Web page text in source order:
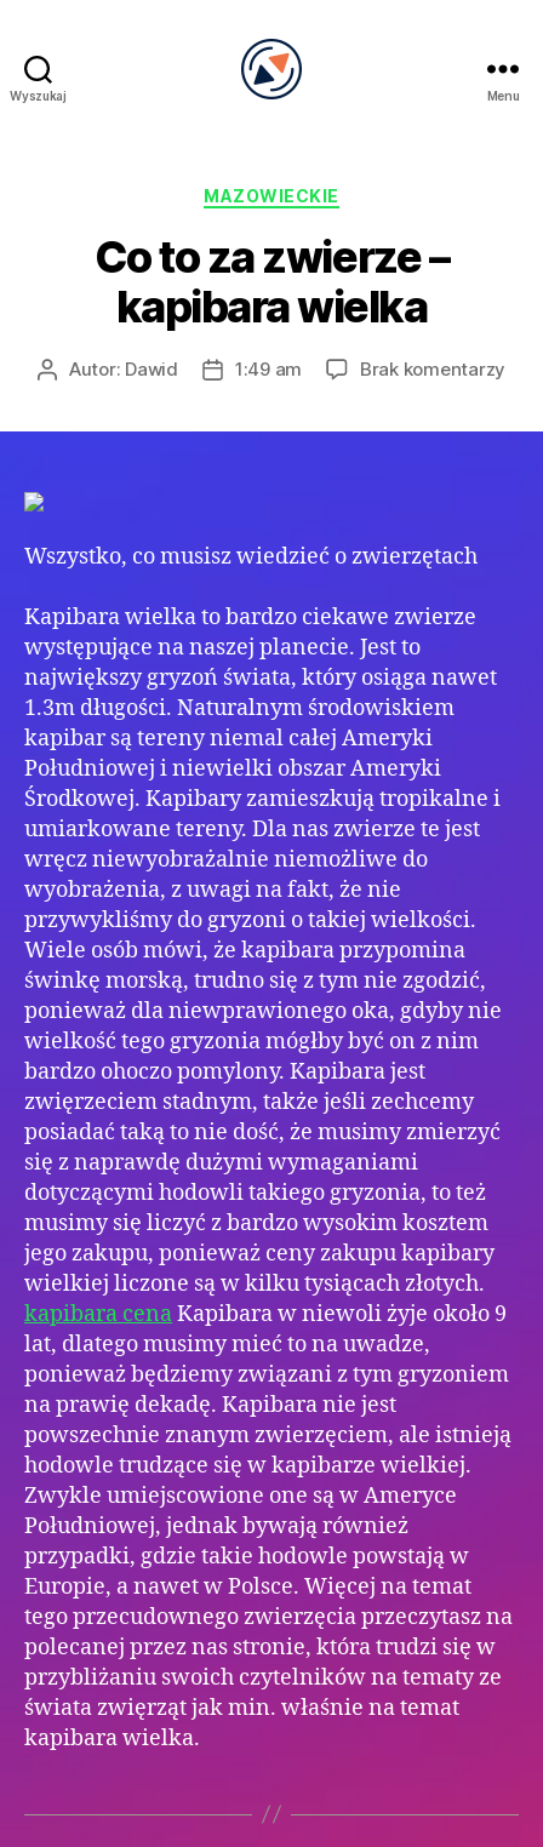
Wyszukaj Menu
Kategorie
MAZOWIECKIE
Co to za zwierze –
kapibara wielka
AutorAutor: Dawid
Data1:49 am Brak komentarzy
Wszystko, co musisz wiedzieć o zwierzętach
Kapibara wielka to bardzo ciekawe zwierze
występujące na naszej planecie. Jest to
największy gryzoń świata, który osiąga nawet
1.3m długości. Naturalnym środowiskiem
kapibar są tereny niemal całej Ameryki
Południowej i niewielki obszar Ameryki
Środkowej. Kapibary zamieszkują tropikalne i
umiarkowane tereny. Dla nas zwierze te jest
wręcz niewyobrażalnie niemożliwe do
wyobrażenia, z uwagi na fakt, że nie
przywykliśmy do gryzoni o takiej wielkości.
Wiele osób mówi, że kapibara przypomina
świnkę morską, trudno się z tym nie zgodzić,
ponieważ dla niewprawionego oka, gdyby nie
wielkość tego gryzonia mógłby być on z nim
bardzo ohoczo pomylony. Kapibara jest
zwięrzeciem stadnym, także jeśli zechcemy
posiadać taką to nie dość, że musimy zmierzyć
się z naprawdę dużymi wymaganiami
dotyczącymi hodowli takiego gryzonia, to też
musimy się liczyć z bardzo wysokim kosztem
jego zakupu, ponieważ ceny zakupu kapibary
wielkiej liczone są w kilku tysiącach złotych.
kapibara cenaKapibara w niewoli żyje około 9
lat, dlatego musimy mieć to na uwadze,
ponieważ będziemy związani z tym gryzoniem
na prawię dekadę. Kapibara nie jest
powszechnie znanym zwierzęciem, ale istnieją
hodowle trudzące się w kapibarze wielkiej.
Zwykle umiejscowione one są w Ameryce
Południowej, jednak bywają również
przypadki, gdzie takie hodowle powstają w
Europie, a nawet w Polsce. Więcej na temat
tego przecudownego zwierzęcia przeczytasz na
polecanej przez nas stronie, która trudzi się w
przybliżaniu swoich czytelników na tematy ze
świata zwięrząt jak min. właśnie na temat
kapibara wielka.